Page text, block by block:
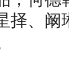
择、